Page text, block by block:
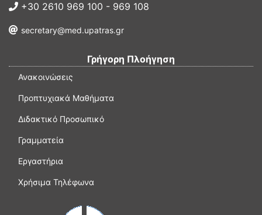
+30 2610 969 100 - 969 108
secretary@med.upatras.gr
Γρήγορη Πλοήγηση
Ανακοινώσεις
Προπτυχιακά Μαθήματα
Διδακτικό Προσωπικό
Γραμματεία
Εργαστήρια
Χρήσιμα Τηλέφωνα